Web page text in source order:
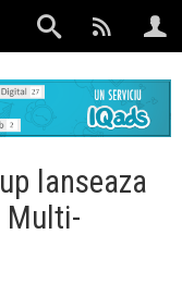
lanseaza
Multi-